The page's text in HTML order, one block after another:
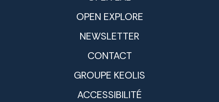
OPEN EXPLORE
NEWSLETTER
CONTACT
GROUPE KEOLIS
ACCESSIBILITÉ